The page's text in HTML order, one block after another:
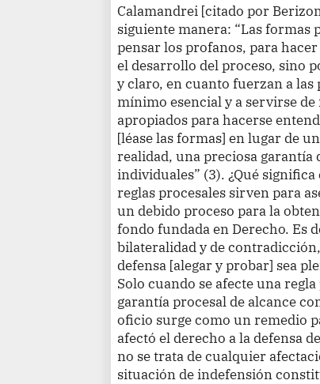
Calamandrei [citado por
siguiente manera: “Las formas
pensar los profanos, para
el desarrollo del proceso, sino
y claro, en cuanto fuerzan a
mínimo esencial y a servirse
apropiados para hacerse
[léase las formas] en lugar de
realidad, una preciosa garantía
individuales” (3). ¿Qué
reglas procesales sirven para
un debido proceso para la
fondo fundada en Derecho. Es
bilateralidad y de
defensa [alegar y probar] sea
Solo cuando se afecte una
garantía procesal de alcance
oficio surge como un remedio
afectó el derecho a la defensa
no se trata de cualquier
situación de indefensión